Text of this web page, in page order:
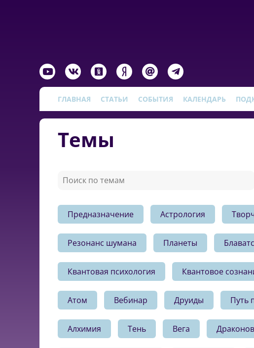
ГЛАВНАЯ СТАТЬИ СОБЫТИЯ КАЛЕНДАРЬ
Темы
Предназначение Астрология
Резонанс шумана Планеты
Квантовая психология Квантовое
Атом Вебинар Друиды Путь
Алхимия Тень Вега